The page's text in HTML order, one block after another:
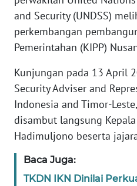
and Security (UNDSS)
perkembangan
Pemerintahan (KIPP)
Kunjungan pada 13 April
Security Adviser and
Indonesia and Timor-
disambut langsung
Hadimuljono beserta
Baca Juga:
TKDN IKN Dinilai
INDEKS
KONTAK
KAMI
INFO
IKLAN
TENTANG